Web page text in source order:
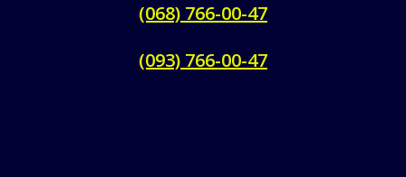
(068) 766-00-47
(093) 766-00-47